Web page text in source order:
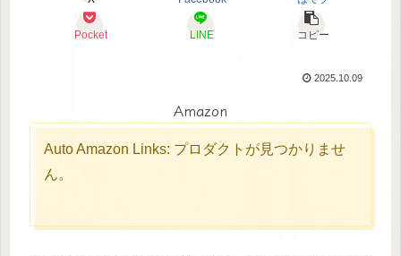
Pocket LINE コピー
2025.10.09
Amazon
Auto Amazon Links: プロダクトが見つかりませ
ん。